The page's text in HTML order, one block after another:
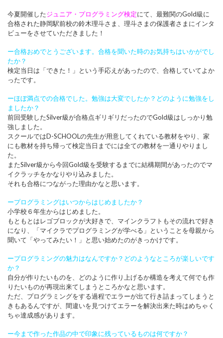
今夏開催したジュニア・プログラミング検定にて、最難関のGold級に
合格された静岡駅前校の鈴木理斗さま、理斗さまの保護者さまにインタ
ビューをさせていただきました！
ー合格おめでとうございます。合格を聞いた時のお気持ちはいかがでし
たか？
検定当日は「できた！」という手応えがあったので、合格していてよか
ったです。
ーほぼ満点での合格でした。勉強は大変でしたか？どのように勉強をし
ましたか？
前回受験したSilver級が合格点ギリギリだったのでGold級はしっかり勉
強しました。
スクールではD-SCHOOLの先生が用意してくれている教材をやり、家
にも教材を持ち帰って検定当日までには全ての教材を一通りやりまし
た。
またSilver級から今回Gold級を受験するまでに結構期間があったのでマ
イクラッチをかなりやり込みました。
それも合格につながった理由かなと思います。
ープログラミングはいつからはじめましたか？
小学校６年生からはじめました。
もともとはレゴブロックが大好きで、マインクラフトもその流れで好き
になり、「マイクラでプログラミングが学べる」ということを母親から
聞いて「やってみたい！」と思い始めたのがきっかけです。
ープログラミングの魅力はなんですか？どのようなところが楽しいです
か？
自分が作りたいものを、どのように作り上げるか構造を考えて何でも作
りたいものが再現出来てしまうところかなと思います。
ただ、プログラミングをする過程でエラーが出て行き詰まってしまうと
きもあるんですが、間違いを見つけてエラーを解決出来た時はめちゃく
ちゃ達成感があります。
ー今まで作った作品の中で印象に残っているものは何ですか？